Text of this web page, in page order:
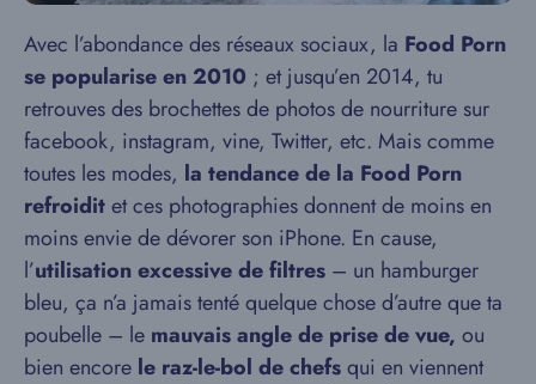
Avec l’abondance des réseaux sociaux, la Food Porn
se popularise en 2010 ; et jusqu’en 2014, tu
retrouves des brochettes de photos de nourriture sur
facebook, instagram, vine, Twitter, etc. Mais comme
toutes les modes, la tendance de la Food Porn
refroiditet ces photographies donnent de moins en
moins envie de dévorer son iPhone. En cause,
l’utilisation excessive de filtres – un hamburger
bleu, ça n’a jamais tenté quelque chose d’autre que ta
poubelle – le mauvais angle de prise de vue, ou
bien encore le raz-le-bol de chefsqui en viennent